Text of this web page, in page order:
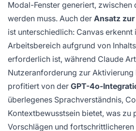
Modal-Fenster generiert, zwischen
werden muss. Auch der Ansatz
ist unterschiedlich: Canvas erkennt
Arbeitsbereich aufgrund von
erforderlich ist, während Claude
Nutzeranforderung zur Aktivierung
profitiert von der GPT-4o-
überlegenes Sprachverständnis,
Kontextbewusstsein bietet, was zu
Vorschlägen und fortschrittlicheren